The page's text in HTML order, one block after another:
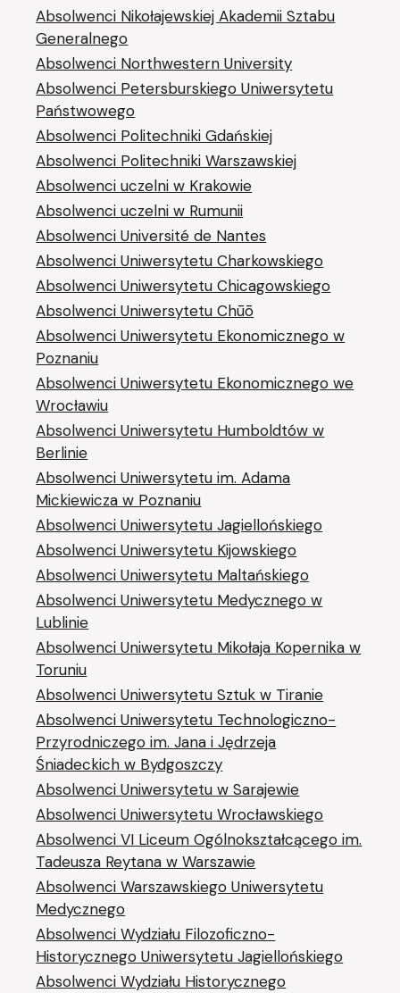
Absolwenci Nikołajewskiej Akademii Sztabu
Generalnego
Absolwenci Northwestern University
Absolwenci Petersburskiego Uniwersytetu
Państwowego
Absolwenci Politechniki Gdańskiej
Absolwenci Politechniki Warszawskiej
Absolwenci uczelni w Krakowie
Absolwenci uczelni w Rumunii
Absolwenci Université de Nantes
Absolwenci Uniwersytetu Charkowskiego
Absolwenci Uniwersytetu Chicagowskiego
Absolwenci Uniwersytetu Chūō
Absolwenci Uniwersytetu Ekonomicznego w
Poznaniu
Absolwenci Uniwersytetu Ekonomicznego we
Wrocławiu
Absolwenci Uniwersytetu Humboldtów w
Berlinie
Absolwenci Uniwersytetu im. Adama
Mickiewicza w Poznaniu
Absolwenci Uniwersytetu Jagiellońskiego
Absolwenci Uniwersytetu Kijowskiego
Absolwenci Uniwersytetu Maltańskiego
Absolwenci Uniwersytetu Medycznego w
Lublinie
Absolwenci Uniwersytetu Mikołaja Kopernika w
Toruniu
Absolwenci Uniwersytetu Sztuk w Tiranie
Absolwenci Uniwersytetu Technologiczno-
Przyrodniczego im. Jana i Jędrzeja
Śniadeckich w Bydgoszczy
Absolwenci Uniwersytetu w Sarajewie
Absolwenci Uniwersytetu Wrocławskiego
Absolwenci VI Liceum Ogólnokształcącego im.
Tadeusza Reytana w Warszawie
Absolwenci Warszawskiego Uniwersytetu
Medycznego
Absolwenci Wydziału Filozoficzno-
Historycznego Uniwersytetu Jagiellońskiego
Absolwenci Wydziału Historycznego